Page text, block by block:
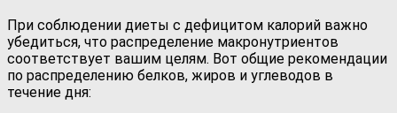
При соблюдении диеты с дефицитом калорий важно
убедиться, что распределение макронутриентов
соответствует вашим целям. Вот общие рекомендации
по распределению белков, жиров и углеводов в
течение дня: